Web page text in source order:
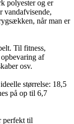
polyester og er
vandafvisende,
når man er
Til fitness,
af
osv.
størrelse: 18,5
på op til 6,7
perfekt til